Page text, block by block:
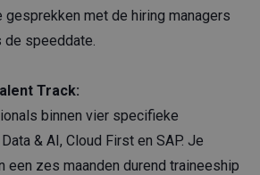
met de hiring managers
speeddate.
Track:
binnen vier specifieke
& AI, Cloud First en SAP. Je
een zes maanden durend traineeship